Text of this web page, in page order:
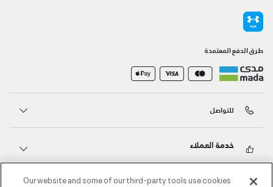
طرق الدفع المعتمدة
للتواصل
خدمة العملاء
Our website and some of our third-party tools use cookies